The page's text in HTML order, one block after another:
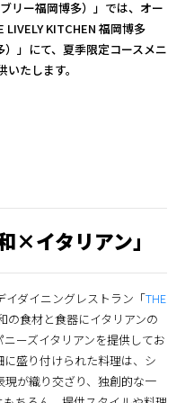
リー福岡博多）」では、オー
KITCHEN 福岡博多
）」にて、夏季限定コースメニ
たします。
×イタリアン」
イダイニングレストラン「THE
の食材と食器にイタリアンの
ーズイタリアンを提供してお
盛り付けられた料理は、シ
が織り交ざり、独創的な一